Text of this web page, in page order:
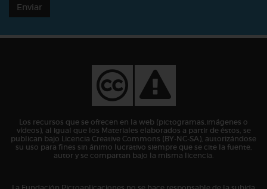
Enviar
Los recursos que se ofrecen en la web (pictogramas,imágenes o
vídeos), al igual que los Materiales elaborados a partir de éstos, se
publican bajo Licencia Creative Commons (BY-NC-SA), autorizándose
su uso para fines sin ánimo lucrativo siempre que se cite la fuente,
autor y se compartan bajo la misma licencia.